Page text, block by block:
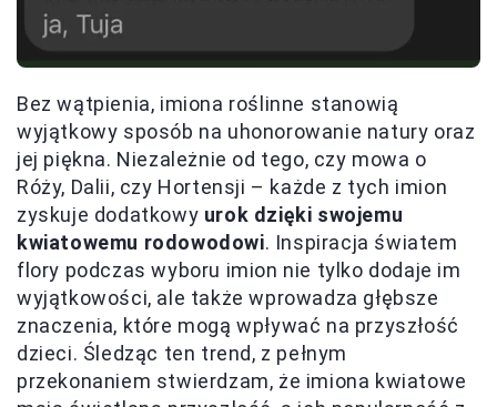
Bez wątpienia, imiona roślinne stanowią
wyjątkowy sposób na uhonorowanie natury oraz
jej piękna. Niezależnie od tego, czy mowa o
Róży, Dalii, czy Hortensji – każde z tych imion
zyskuje dodatkowy urok dzięki swojemu
kwiatowemu rodowodowi. Inspiracja światem
flory podczas wyboru imion nie tylko dodaje im
wyjątkowości, ale także wprowadza głębsze
znaczenia, które mogą wpływać na przyszłość
dzieci. Śledząc ten trend, z pełnym
przekonaniem stwierdzam, że imiona kwiatowe